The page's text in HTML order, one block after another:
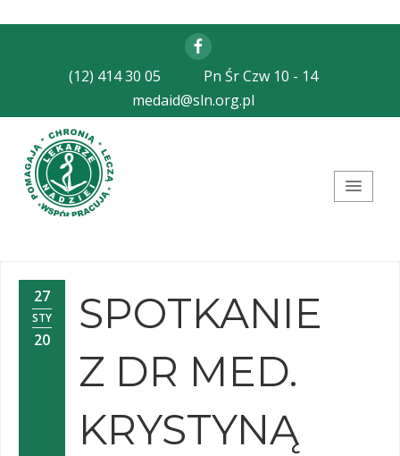
Facebook
(12) 414 30 05
Pn Śr Czw 10 - 14
medaid@sln.org.pl
27
STY
20
SPOTKANIE
Z DR MED.
KRYSTYNĄ